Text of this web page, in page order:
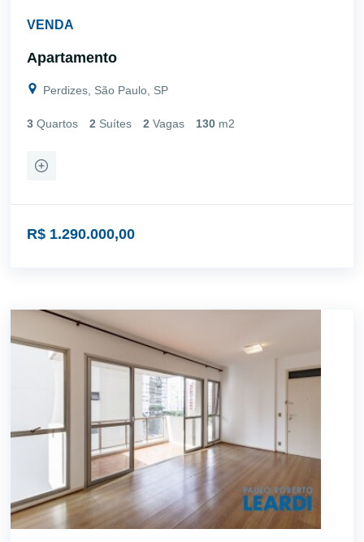
VENDA
Apartamento
Perdizes, São Paulo, SP
3 Quartos 2 Suítes 2 Vagas 130 m2
R$ 1.290.000,00